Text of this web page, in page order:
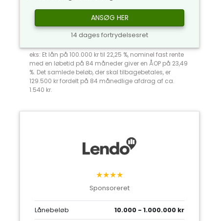
ANSØG HER
14 dages fortrydelsesret
eks: Et lån på 100.000 kr til 22,25 %, nominel fast rente
med en løbetid på 84 måneder giver en ÅOP på 23,49
%. Det samlede beløb, der skal tilbagebetales, er
129.500 kr fordelt på 84 månedlige afdrag af ca.
1.540 kr.
★★★★
Sponsoreret
Lånebeløb 10.000 - 1.000.000 kr